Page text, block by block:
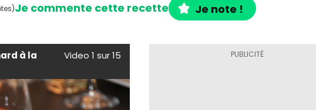
Je commente cette recette Je note !
à la
Video 1 sur 15